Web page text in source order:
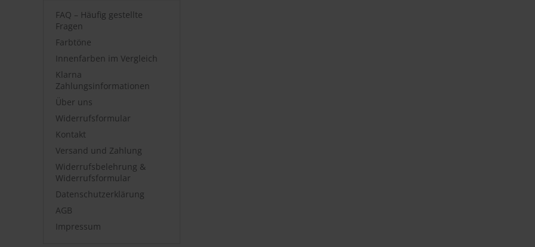
FAQ – Häufig gestellte
Fragen
Farbtöne
Innenfarben im Vergleich
Klarna
Zahlungsinformationen
Über uns
Widerrufsformular
Kontakt
Versand und Zahlung
Widerrufsbelehrung &
Widerrufsformular
Datenschutzerklärung
AGB
Impressum